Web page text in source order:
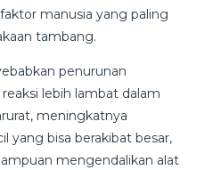
manusia yang paling
tambang.
penurunan
lebih lambat dalam
meningkatnya
yang bisa berakibat besar,
mengendalikan alat